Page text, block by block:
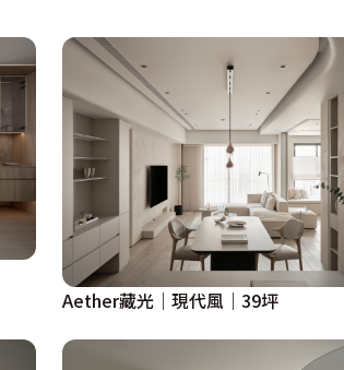
Aether藏光｜現代風｜39坪